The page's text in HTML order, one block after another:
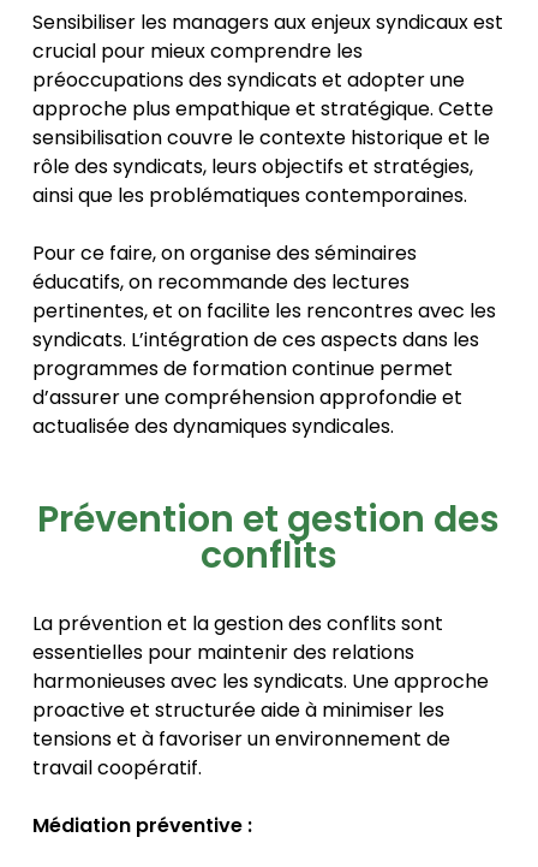
Sensibiliser les managers aux enjeux syndicaux est
crucial pour mieux comprendre les
préoccupations des syndicats et adopter une
approche plus empathique et stratégique. Cette
sensibilisation couvre le contexte historique et le
rôle des syndicats, leurs objectifs et stratégies,
ainsi que les problématiques contemporaines.
Pour ce faire, on organise des séminaires
éducatifs, on recommande des lectures
pertinentes, et on facilite les rencontres avec les
syndicats. L’intégration de ces aspects dans les
programmes de formation continue permet
d’assurer une compréhension approfondie et
actualisée des dynamiques syndicales.
Prévention et gestion des
conflits
La prévention et la gestion des conflits sont
essentielles pour maintenir des relations
harmonieuses avec les syndicats. Une approche
proactive et structurée aide à minimiser les
tensions et à favoriser un environnement de
travail coopératif.
Médiation préventive :